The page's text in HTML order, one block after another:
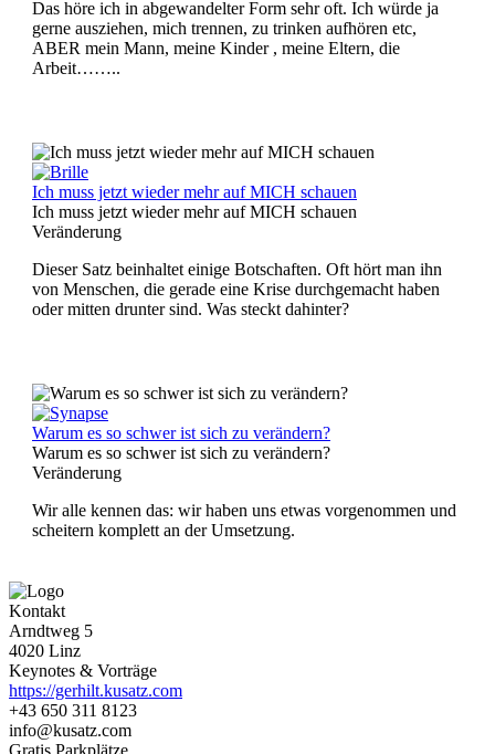
Das höre ich in abgewandelter Form sehr oft. Ich würde ja
gerne ausziehen, mich trennen, zu trinken aufhören etc,
ABER mein Mann, meine Kinder , meine Eltern, die
Arbeit……..
Ich muss jetzt wieder mehr auf MICH schauen
Ich muss jetzt wieder mehr auf MICH schauen
Veränderung
Dieser Satz beinhaltet einige Botschaften. Oft hört man ihn
von Menschen, die gerade eine Krise durchgemacht haben
oder mitten drunter sind. Was steckt dahinter?
Warum es so schwer ist sich zu verändern?
Warum es so schwer ist sich zu verändern?
Veränderung
Wir alle kennen das: wir haben uns etwas vorgenommen und
scheitern komplett an der Umsetzung.
Kontakt
Arndtweg 5
4020 Linz
Keynotes & Vorträge
https://gerhilt.kusatz.com
+43 650 311 8123
info@kusatz.com
Gratis Parkplätze